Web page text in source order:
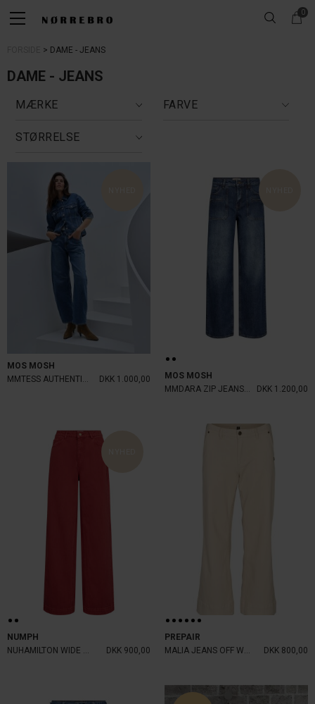
0
DAME - JEANS
DAME - JEANS
MÆRKE FARVE
STØRRELSE
MOS MOSH
DKK 1.000,00
MOS MOSH
MMDARA ZIP JEANS DARK BLUE
DKK 1.200,00
NUMPH
NUHAMILTON WIDE JEANS MULBERRY
DKK 900,00
PREPAIR
MALIA JEANS OFF WHITE
DKK 800,00